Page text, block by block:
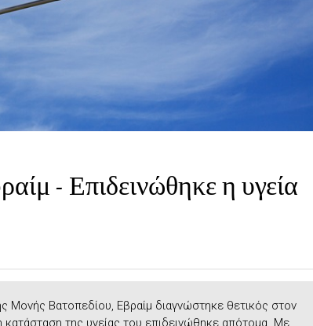
- Επιδεινώθηκε η υγεία
Μονής Βατοπεδίου, Εβραίμ διαγνώστηκε θετικός στον
κατάσταση της υγείας του επιδεινώθηκε απότομα. Με